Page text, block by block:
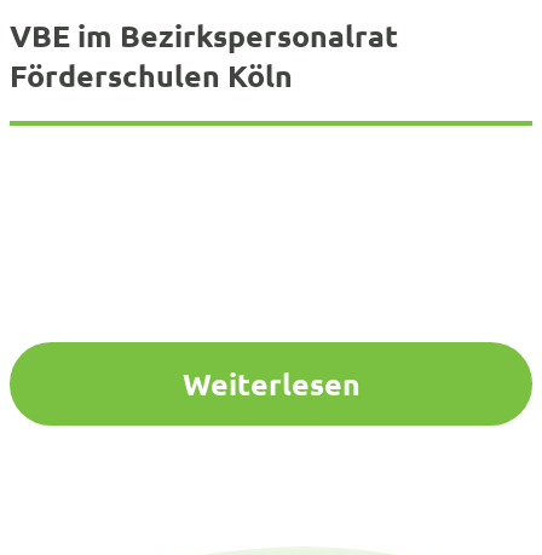
VBE im Bezirkspersonalrat
Förderschulen Köln
Weiterlesen